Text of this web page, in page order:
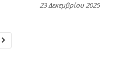
23 Δεκεμβρίου 2025